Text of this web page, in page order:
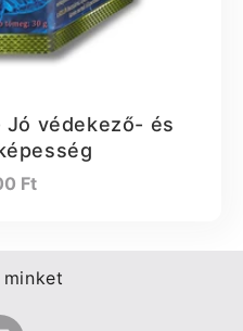
Jó védekező- és
Ft
minket